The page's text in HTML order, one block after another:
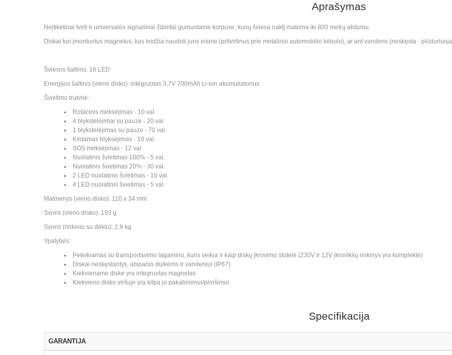
Aprašymas
Neįtikėtinai tvirti ir universalūs signaliniai žibintai gumuotame korpuse, kurių šviesa naktį matoma iki 800 metrų atstumu.
Diskai turi įmontuotus magnetus, kas leidžia naudoti juos eisme (pritvirtinus prie metalinio automobilio kėbulo), ar ant vandens (neskęsta -
Šviesos šaltinis: 16 LED
Energijos šaltinis (vieno disko): integruotas 3,7V 700mAh Li-ion akumuliatorius
Švietimo trukmė:
Rotacinis mirksėjimas - 10 val.
4 blykstelėjimai su pauze - 20 val.
1 blykstelėjimas su pauze - 70 val.
Kintamas blyksėjimas - 10 val.
SOS mirksėjimas - 12 val.
Nuolatinis švietimas 100% - 5 val.
Nuolatinis švietimas 20% - 30 val.
2 LED nuolatinis švietimas - 10 val.
4 LED nuolatinis švietimas - 5 val.
Matmenys (vieno disko): 110 x 34 mm
Svoris (vieno disko): 193 g
Svoris (rinkinio su dėklu): 2,9 kg
Ypatybės:
Peteikiamas su transportavimo lagaminu, kuris veikia ir kaip diskų įkrovimo stotelė (230V ir 12V įkroviklių rinkinys yra komplekte)
Diskai neskęstantys, atsparūs dulkėms ir vandeniui (IP67)
Kiekviename diske yra integruotas magnetas
Kiekvieno disko viršuje yra kilpa jo pakabinimui/pririšimui
Specifikacija
GARANTIJA